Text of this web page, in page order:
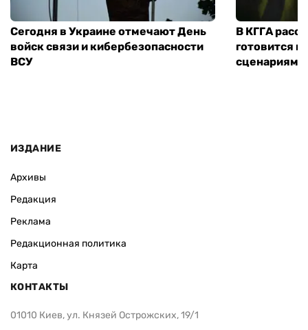
Сегодня в Украине отмечают День
войск связи и кибербезопасности
ВСУ
В КГГА
готовится
сценариям
ИЗДАНИЕ
Архивы
Редакция
Реклама
Редакционная политика
Карта
КОНТАКТЫ
01010 Киев, ул. Князей Острожских, 19/1